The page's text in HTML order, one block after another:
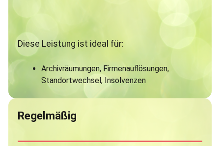
Diese Leistung ist ideal für:
Archivräumungen, Firmenauflösungen,
Standortwechsel, Insolvenzen
Regelmäßig